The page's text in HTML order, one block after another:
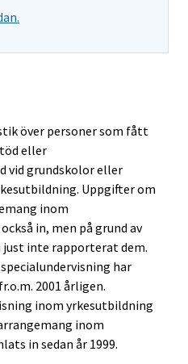
över personer som fått
eller
vid grundskolor eller
Uppgifter om
inom
in, men på grund av
just inte rapporterat dem.
har
2001 årligen.
inom yrkesutbildning
inom
in sedan år 1999.